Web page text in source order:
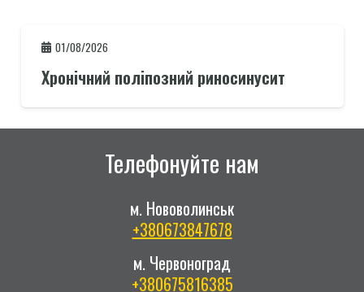
01/08/2026
Хронічний поліпозний риносинусит
Телефонуйте нам
м. Нововолинськ
+380673847678
м. Червоноград
+380675816385